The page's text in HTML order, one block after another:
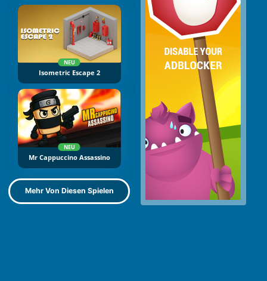
NEU
Isometric Escape 2
NEU
Mr Cappuccino Assassino
Mehr Von Diesen Spielen